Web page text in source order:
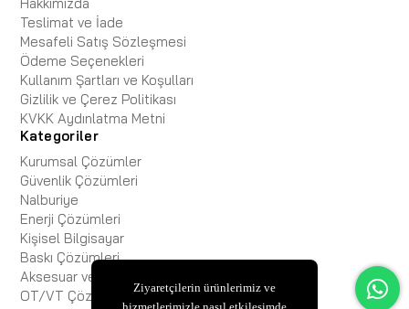
Teslimat ve İade
Mesafeli Satış Sözleşmesi
Ödeme Seçenekleri
Kullanım Şartları ve Koşulları
Gizlilik ve Çerez Politikası
KVKK Aydınlatma Metni
Kategoriler
Kurumsal Çözümler
Güvenlik Çözümleri
Nalburiye
Enerji Çözümleri
Kişisel Bilgisayar
Baskı Çözümleri
Aksesuar ve Kablo
OT/VT Çözümleri
Ziyaretçilerin ürünlerimiz ve